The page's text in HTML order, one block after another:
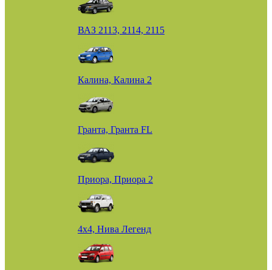
ВАЗ 2113, 2114, 2115
Калина, Калина 2
Гранта, Гранта FL
Приора, Приора 2
4х4, Нива Легенд